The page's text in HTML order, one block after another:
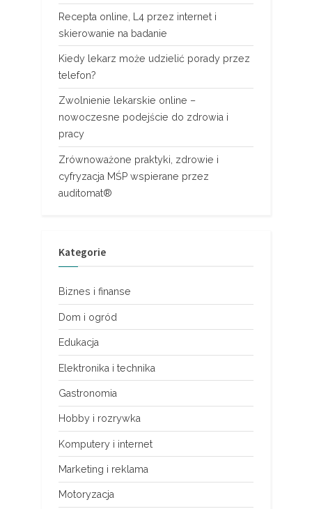
Recepta online, L4 przez internet i
skierowanie na badanie
Kiedy lekarz może udzielić porady przez
telefon?
Zwolnienie lekarskie online –
nowoczesne podejście do zdrowia i
pracy
Zrównoważone praktyki, zdrowie i
cyfryzacja MŚP wspierane przez
auditomat®
Kategorie
Biznes i finanse
Dom i ogród
Edukacja
Elektronika i technika
Gastronomia
Hobby i rozrywka
Komputery i internet
Marketing i reklama
Motoryzacja